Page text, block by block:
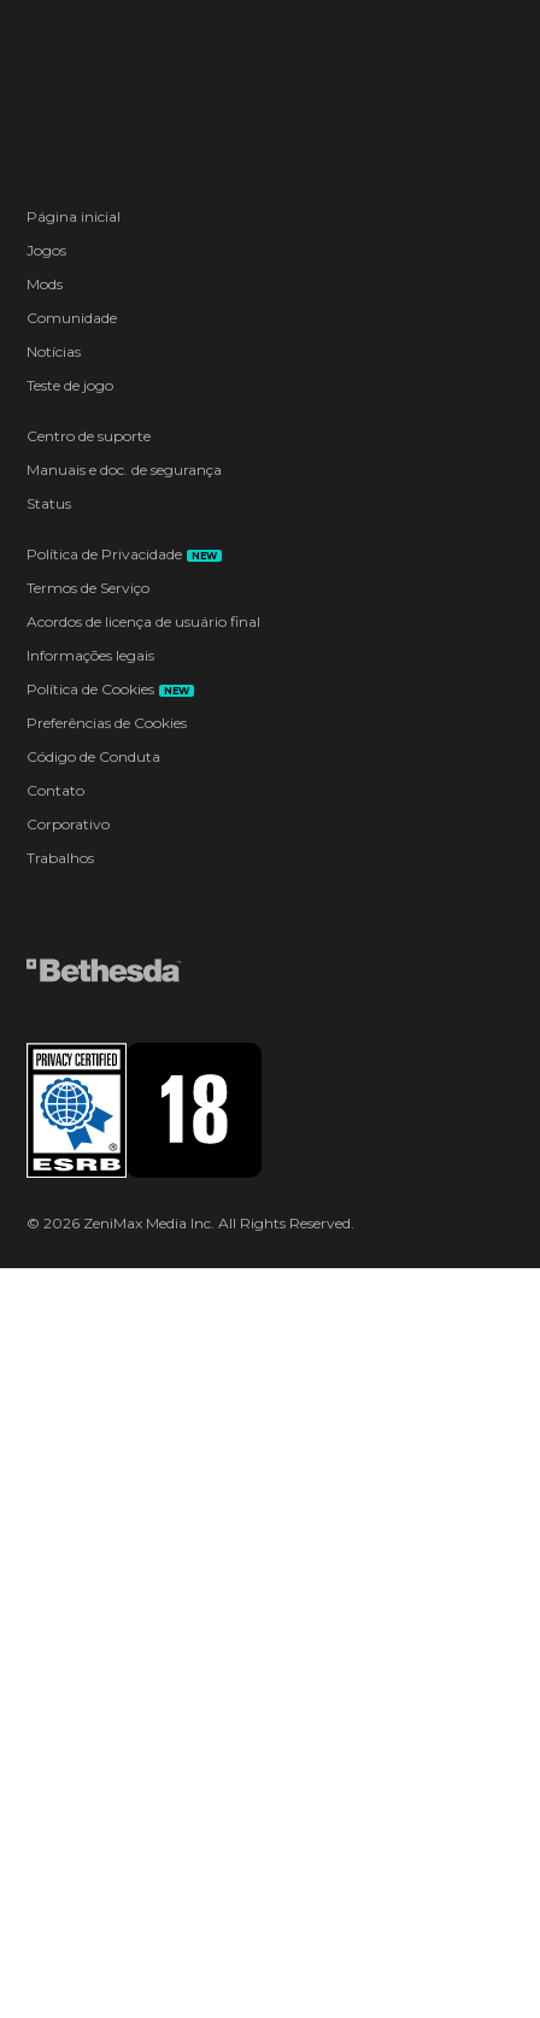
Página inicial
Jogos
Mods
Comunidade
Notícias
Teste de jogo
Centro de suporte
Manuais e doc. de segurança
Status
Política de Privacidade NEW
Termos de Serviço
Acordos de licença de usuário final
Informações legais
Política de Cookies
NEW
Preferências de Cookies
Código de Conduta
Contato
Corporativo
Trabalhos
© 2026 ZeniMax Media Inc. All Rights Reserved.